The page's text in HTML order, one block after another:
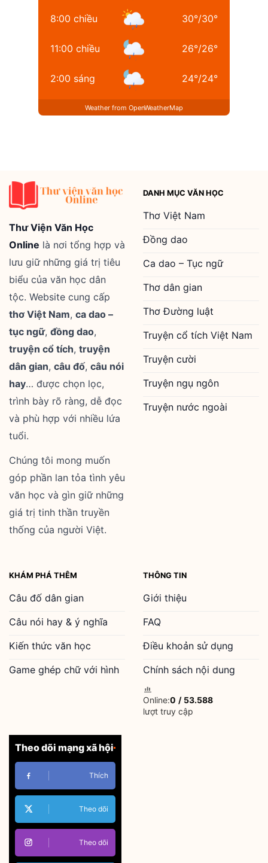
8:00 chiều 30°/30°
11:00 chiều 26°/26°
2:00 sáng 24°/24°
Weather from OpenWeatherMap
Thư Viện Văn Học
Online là nơi tổng hợp và
lưu giữ những giá trị tiêu
biểu của văn học dân
tộc. Website cung cấp
thơ Việt Nam, ca dao –
tục ngữ, đồng dao,
truyện cổ tích, truyện
dân gian, câu đố, câu nói
hay… được chọn lọc,
trình bày rõ ràng, dễ đọc
và phù hợp với nhiều lứa
tuổi.
Chúng tôi mong muốn
góp phần lan tỏa tình yêu
văn học và gìn giữ những
giá trị tinh thần truyền
thống của người Việt.
DANH MỤC VĂN HỌC
Thơ Việt Nam
Đồng dao
Ca dao – Tục ngữ
Thơ dân gian
Thơ Đường luật
Truyện cổ tích Việt Nam
Truyện cười
Truyện ngụ ngôn
Truyện nước ngoài
KHÁM PHÁ THÊM
Câu đố dân gian
Câu nói hay & ý nghĩa
Kiến thức văn học
Game ghép chữ với hình
THÔNG TIN
Giới thiệu
FAQ
Điều khoản sử dụng
Chính sách nội dung
Online:0 / 53.588
lượt truy cập
Theo dõi mạng xã hội
Thích
Theo dõi
Theo dõi